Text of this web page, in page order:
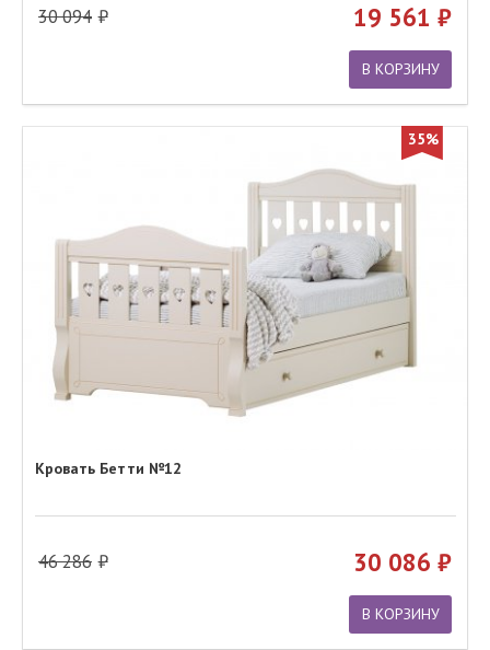
30 094 19 561
В КОРЗИНУ
35%
Кровать Бетти №12
46 286 30 086
В КОРЗИНУ